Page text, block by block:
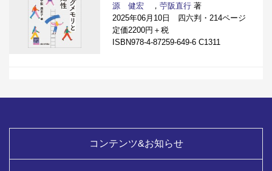
源 健宏
， 苧阪直行 著
2025年06月10日 四六判・214ページ
定価2200円＋税
ISBN978-4-87259-649-6 C1311
コンテンツ&お知らせ